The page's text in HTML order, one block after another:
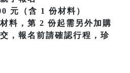
元（含 1 份材料）
料，第 2 份起需另外加購
，報名前請確認行程，珍